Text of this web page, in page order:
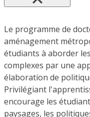
Le programme de
aménagement
étudiants à aborder
complexes par une
élaboration de
Privilégiant
encourage les
paysages, les